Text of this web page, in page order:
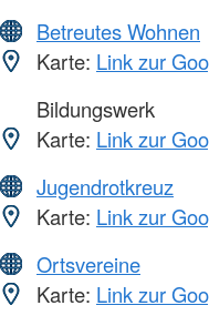
Betreutes Wohnen
Karte: Link zur
Bildungswerk
Karte: Link zur
Jugendrotkreuz
Karte: Link zur
Ortsvereine
Karte: Link zur